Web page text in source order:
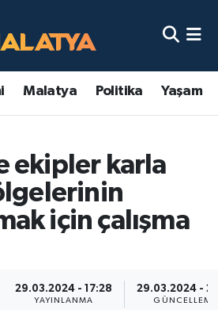
Malatya Politika Yaşam
ekipler karla
için çalışma
29.03.2024 - 17:28
YAYINLANMA
29.03.2024 -
GÜNCELLEME
Eczaneler
Vakitleri
Haritası
Puan Durumu ve Fikstür